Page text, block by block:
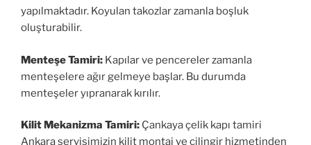
yapılmaktadır. Koyulan takozlar zamanla boşluk
oluşturabilir.
Menteşe Tamiri: Kapılar ve pencereler zamanla
menteşelere ağır gelmeye başlar. Bu durumda
menteşeler yıpranarak kırılır.
Kilit Mekanizma Tamiri: Çankaya çelik kapı tamiri
Ankara servisimizin kilit montaj ve çilingir hizmetinden